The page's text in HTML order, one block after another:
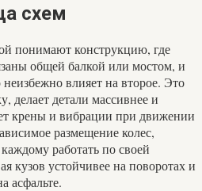
схем
понимают конструкцию, где
общей балкой или мостом, и
влияет на второе. Это
делает детали массивнее и
крены и вибрации при движении
размещение колес,
работать по своей
кузов устойчивее на поворотах и
асфальте.